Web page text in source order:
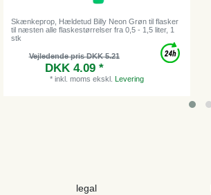
Skænkeprop, Hældetud Billy Neon Grøn til flasker
til næsten alle flaskestørrelser fra 0,5 - 1,5 liter, 1
stk
Vejledende pris DKK 5.21
DKK 4.09 *
* inkl. moms ekskl. Levering
legal